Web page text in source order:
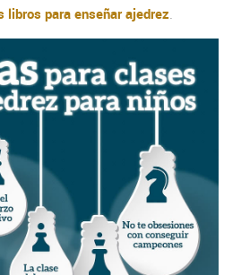
libros para enseñar ajedrez